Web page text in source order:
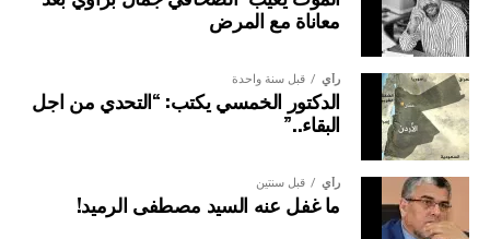
معاناة مع المرض
رأي قبل سنة واحدة
الدكتور الخمسي يكتب: “التحدي من اجل
البقاء..”
رأي قبل سنتين
ما غفل عنه السيد مصطفى الرميد!